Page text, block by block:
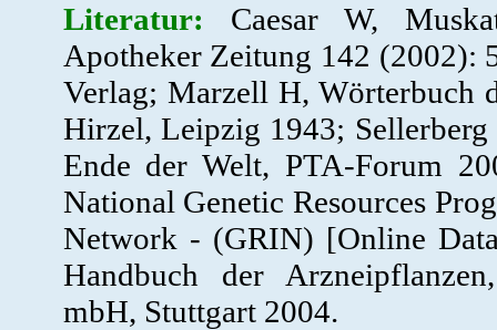
Literatur: Caesar W,
Apotheker Zeitung 142 (2002):
Verlag; Marzell H, Wörterbuch
Hirzel, Leipzig 1943;
Ende der Welt, PTA-Forum
National Genetic Resources
Network - (GRIN) [Online
Handbuch der
mbH, Stuttgart 2004.